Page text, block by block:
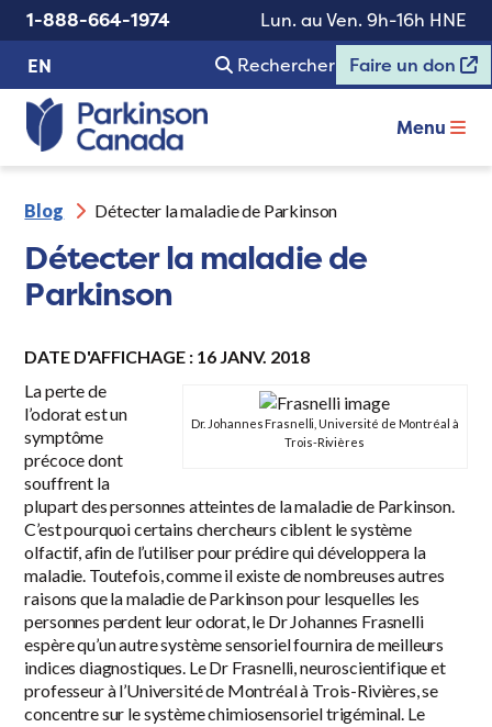
1-888-664-1974
Lun. au Ven. 9h-16h HNE
EN
Rechercher Faire un don
Menu
Blog Détecter la maladie de Parkinson
Détecter la maladie de
Parkinson
DATE D'AFFICHAGE : 16 JANV. 2018
Dr. Johannes Frasnelli, Université de Montréal à
Trois-Rivières
La perte de
l’odorat est un
symptôme
précoce dont
souffrent la
plupart des personnes atteintes de la maladie de Parkinson.
C’est pourquoi certains chercheurs ciblent le système
olfactif, afin de l’utiliser pour prédire qui développera la
maladie. Toutefois, comme il existe de nombreuses autres
raisons que la maladie de Parkinson pour lesquelles les
personnes perdent leur odorat, le Dr Johannes Frasnelli
espère qu’un autre système sensoriel fournira de meilleurs
indices diagnostiques. Le Dr Frasnelli, neuroscientifique et
professeur à l’Université de Montréal à Trois-Rivières, se
concentre sur le système chimiosensoriel trigéminal. Le